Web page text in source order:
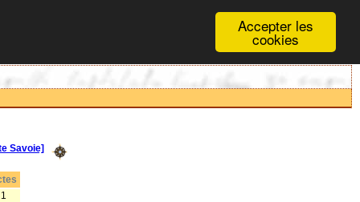
Accepter les
cookies
Savoie]
1